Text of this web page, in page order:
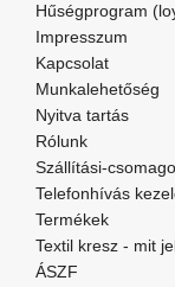
Hűségprogram
Impresszum
Kapcsolat
Munkalehetőség
Nyitva tartás
Rólunk
Szállítási-
Telefonhívás
Termékek
Textil kresz - mit
ÁSZF